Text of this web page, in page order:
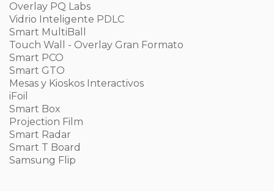
Overlay PQ Labs
Vidrio Inteligente PDLC
Smart MultiBall
Touch Wall - Overlay Gran Formato
Smart PCO
Smart GTO
Mesas y Kioskos Interactivos
iFoil
Smart Box
Projection Film
Smart Radar
Smart T Board
Samsung Flip